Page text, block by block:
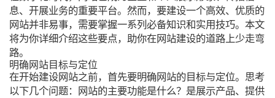
息、开展业务的重要平台。然而，要建设一个高效、优质的
网站并非易事，需要掌握一系列必备知识和实用技巧。本文
将为你详细介绍这些要点，助你在网站建设的道路上少走弯
路。
明确网站目标与定位
在开始建设网站之前，首先要明确网站的目标与定位。思考
以下几个问题：网站的主要功能是什么？是展示产品、提供